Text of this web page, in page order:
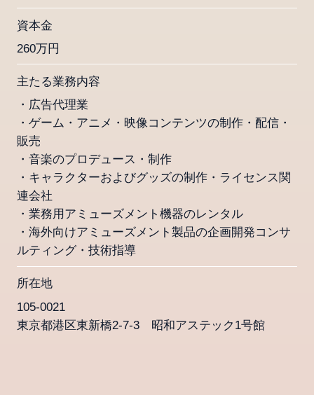
資本金
260万円
主たる業務内容
・広告代理業
・ゲーム・アニメ・映像コンテンツの制作・配信・
販売
・音楽のプロデュース・制作
・キャラクターおよびグッズの制作・ライセンス関
連会社
・業務用アミューズメント機器のレンタル
・海外向けアミューズメント製品の企画開発コンサ
ルティング・技術指導
所在地
105-0021
東京都港区東新橋2-7-3 昭和アステック1号館